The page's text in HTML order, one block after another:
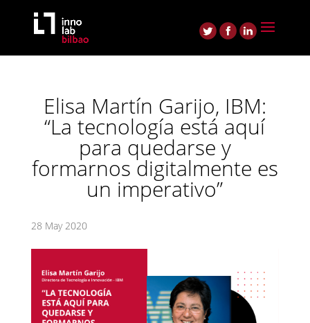
Elisa Martín Garijo, IBM:
“La tecnología está aquí
para quedarse y
formarnos digitalmente es
un imperativo”
28 May 2020